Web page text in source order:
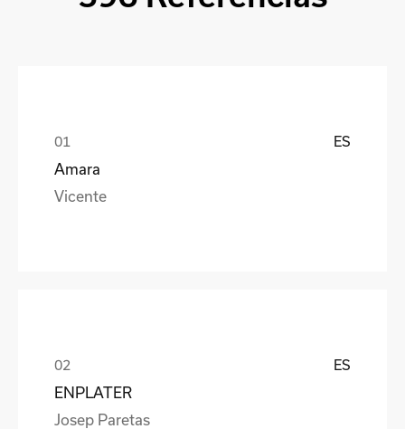
ES
Amara
Vicente
ES
ENPLATER
Josep Paretas